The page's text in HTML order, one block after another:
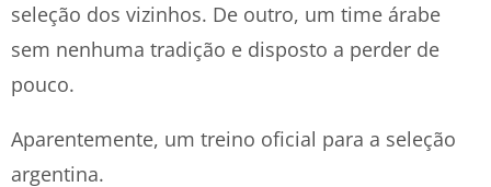
seleção dos vizinhos. De outro, um time árabe
sem nenhuma tradição e disposto a perder de
pouco.
Aparentemente, um treino oficial para a seleção
argentina.